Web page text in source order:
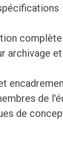
archivage
de
de